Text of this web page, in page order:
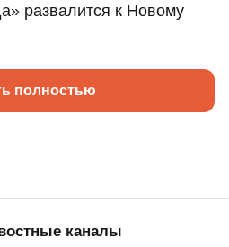
развалится к Новому
полностью
каналы